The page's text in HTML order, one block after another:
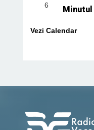
6
Vezi Calendar